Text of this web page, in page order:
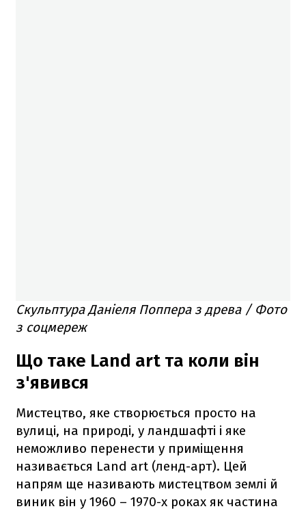
Скульптура Даніеля Поппера з древа / Фото
з соцмереж
Що таке Land art та коли він
з'явився
Мистецтво, яке створюється просто на
вулиці, на природі, у ландшафті і яке
неможливо перенести у приміщення
називається Land art (ленд-арт). Цей
напрям ще називають мистецтвом землі й
виник він у 1960 – 1970-х роках як частина